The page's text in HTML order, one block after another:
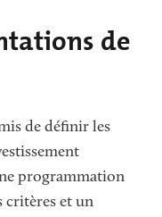
de
de définir les
programmation
critères et un